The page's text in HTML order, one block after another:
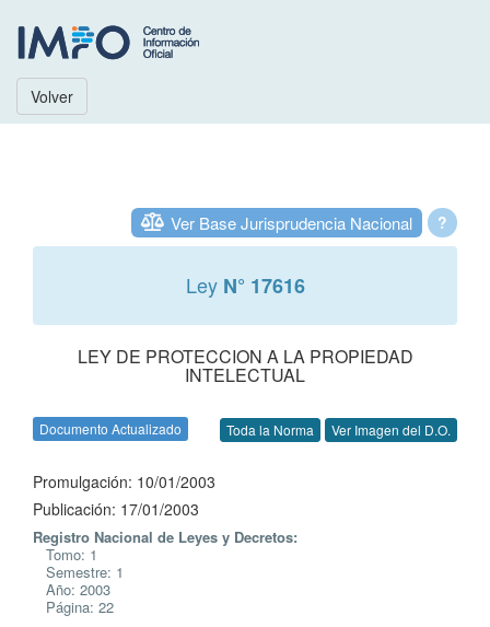
Volver
?
Ver Base Jurisprudencia Nacional
Ley N° 17616
LEY DE PROTECCION A LA PROPIEDAD
INTELECTUAL
Documento Actualizado Toda la Norma Ver Imagen del D.O.
Promulgación: 10/01/2003
Publicación: 17/01/2003
Registro Nacional de Leyes y Decretos:
Tomo: 1
Semestre: 1
Año: 2003
Página: 22